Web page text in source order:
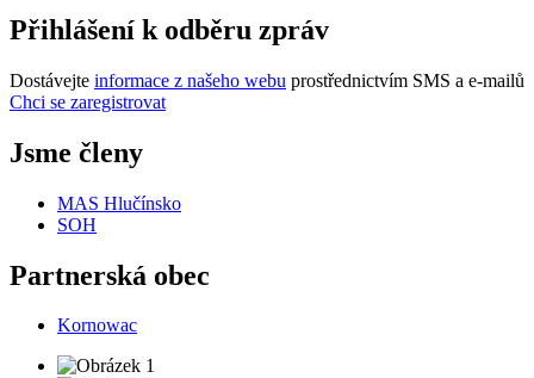
Přihlášení k odběru zpráv
Dostávejte informace z našeho webu prostřednictvím SMS a e-mailů
Chci se zaregistrovat
Jsme členy
MAS Hlučínsko
SOH
Partnerská obec
Kornowac